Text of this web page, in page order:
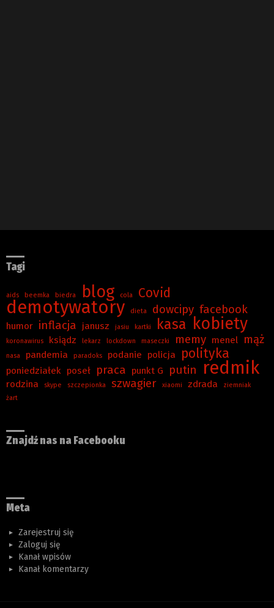
Tagi
aids beemka biedra blog cola Covid
demotywatory dieta dowcipy facebook
humor inflacja janusz jasiu kartki kasa kobiety
koronawirus ksiądz lekarz lockdown maseczki memy menel mąż
nasa pandemia paradoks podanie policja polityka
poniedziałek poseł praca punkt G putin redmik
rodzina skype szczepionka szwagier xiaomi zdrada
ziemniak
żart
Znajdź nas na Facebooku
Meta
Zarejestruj się
Zaloguj się
Kanał wpisów
Kanał komentarzy